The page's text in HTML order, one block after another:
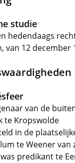
studie
hedendaags
van 12 december
van de
te Kropswolde
in de
te Weener van
predikant te